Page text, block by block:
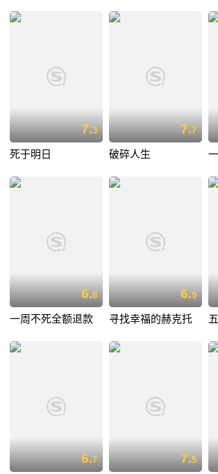
7.3
死于明日
7.7
破碎人生
6.8
一周不死全额退款
6.9
寻找幸福的赫克托
6.7 7.5